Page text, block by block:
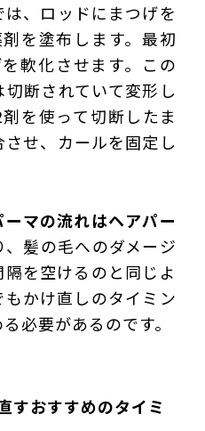
、ロッドにまつげを
を塗布します。最初
軟化させます。この
断されていて変形し
を使って切断したま
せ、カールを固定し
ーマの流れはヘアパー
、髪の毛へのダメージ
を空けるのと同じよ
かけ直しのタイミン
必要があるのです。
すおすすめのタイミ